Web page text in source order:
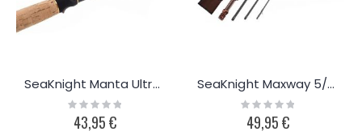
SeaKnight Manta Ultra-light vapa 1.8m
Rating:
0%
43,95 €
SeaKnight Maxway 5/6 perhovapa 2.7m
Rating:
0%
49,95 €